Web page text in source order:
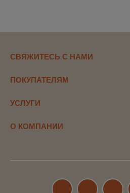
СВЯЖИТЕСЬ С НАМИ
ПОКУПАТЕЛЯМ
УСЛУГИ
О КОМПАНИИ